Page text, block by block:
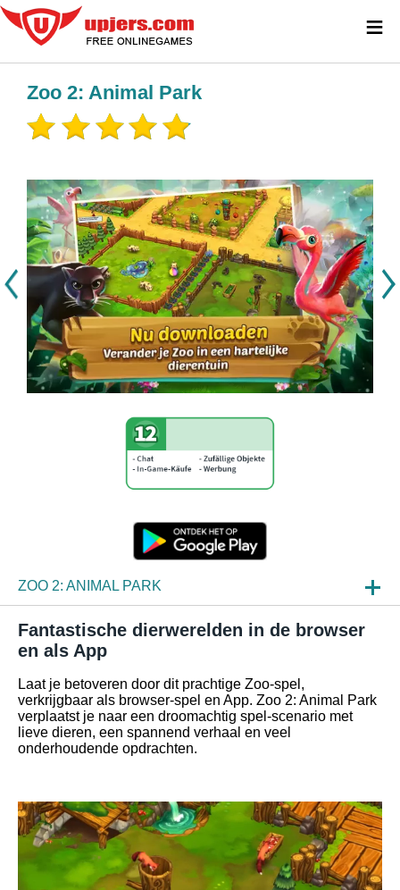
Zoo 2: Animal Park
ZOO 2: ANIMAL PARK
NIEUWS
SPELINZAGE
FAQ
Fantastische dierwerelden in de browser
en als App
Laat je betoveren door dit prachtige Zoo-spel,
verkrijgbaar als browser-spel en App. Zoo 2: Animal Park
verplaatst je naar een droomachtig spel-scenario met
lieve dieren, een spannend verhaal en veel
onderhoudende opdrachten.
≡